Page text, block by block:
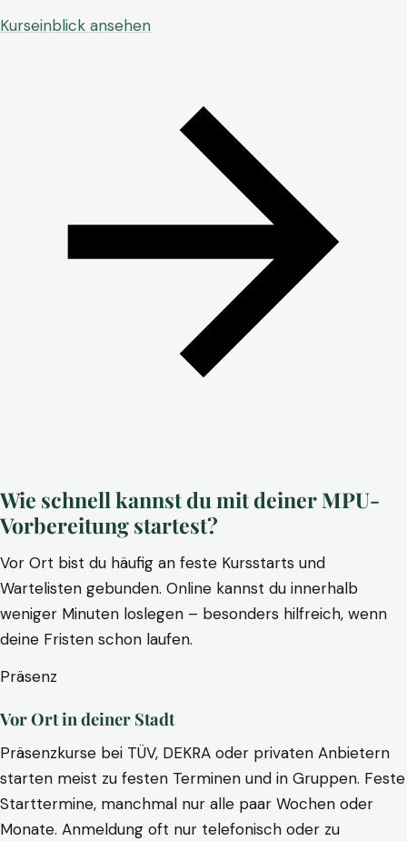
Kurseinblick ansehen
Wie schnell kannst du mit deiner MPU-
Vorbereitung startest?
Vor Ort bist du häufig an feste Kursstarts und
Wartelisten gebunden. Online kannst du innerhalb
weniger Minuten loslegen – besonders hilfreich, wenn
deine Fristen schon laufen.
Präsenz
Vor Ort in deiner Stadt
Präsenzkurse bei TÜV, DEKRA oder privaten Anbietern
starten meist zu festen Terminen und in Gruppen. Feste
Starttermine, manchmal nur alle paar Wochen oder
Monate. Anmeldung oft nur telefonisch oder zu